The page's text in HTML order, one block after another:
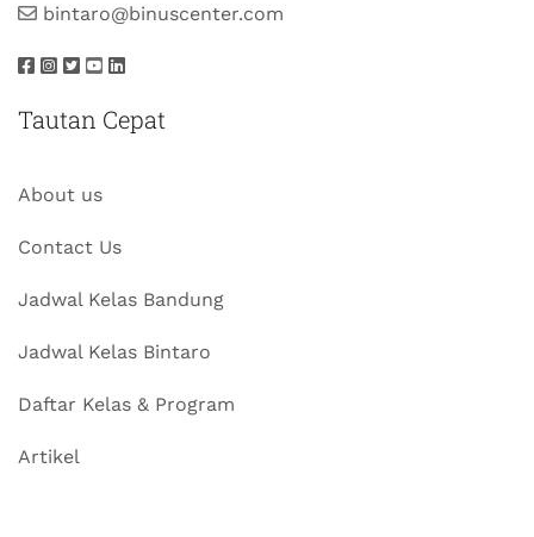
bintaro@binuscenter.com
Tautan Cepat
About us
Contact Us
Jadwal Kelas Bandung
Jadwal Kelas Bintaro
Daftar Kelas & Program
Artikel